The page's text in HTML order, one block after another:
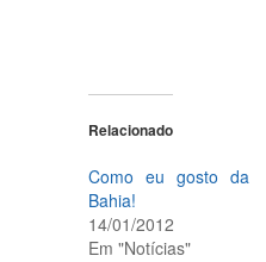
Relacionado
Como eu gosto da
Bahia!
14/01/2012
Em "Notícias"